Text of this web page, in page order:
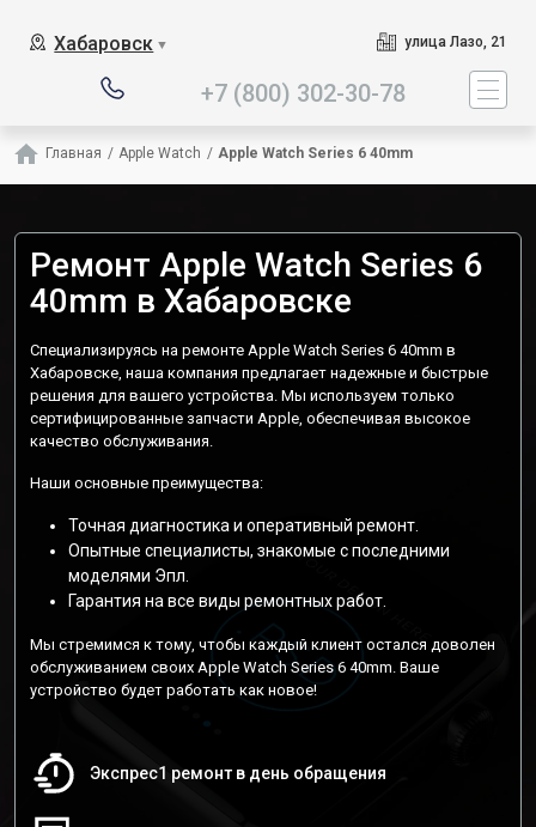
Хабаровск ▼ улица Лазо, 21
+7 (800) 302-30-78
Главная / Apple Watch / Apple Watch Series 6 40mm
Ремонт Apple Watch Series 6
40mm в Хабаровске
Специализируясь на ремонте Apple Watch Series 6 40mm в
Хабаровске, наша компания предлагает надежные и быстрые
решения для вашего устройства. Мы используем только
сертифицированные запчасти Apple, обеспечивая высокое
качество обслуживания.
Наши основные преимущества:
Точная диагностика и оперативный ремонт.
Опытные специалисты, знакомые с последними
моделями Эпл.
Гарантия на все виды ремонтных работ.
Мы стремимся к тому, чтобы каждый клиент остался доволен
обслуживанием своих Apple Watch Series 6 40mm. Ваше
устройство будет работать как новое!
Экспрес1 ремонт в день обращения